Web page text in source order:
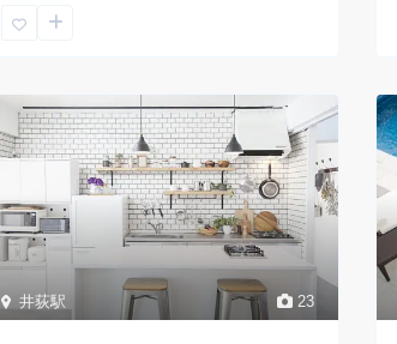
23
井荻駅